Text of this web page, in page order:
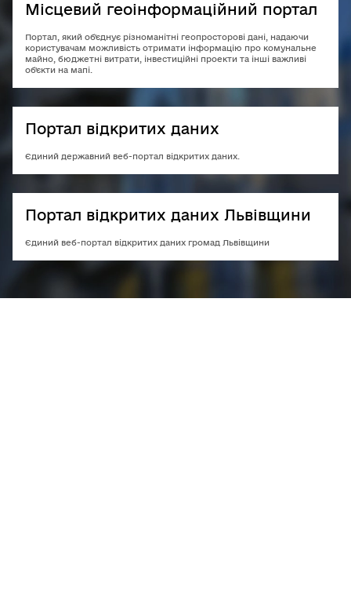
Місцевий геоінформаційний портал
Портал, який об'єднує різноманітні геопросторові дані, надаючи
користувачам можливість отримати інформацію про комунальне
майно, бюджетні витрати, інвестиційні проекти та інші важливі
об'єкти на мапі.
Портал відкритих даних
Єдиний державний веб-портал відкритих даних.
Портал відкритих даних Львівщини
Єдиний веб-портал відкритих даних громад Львівщини